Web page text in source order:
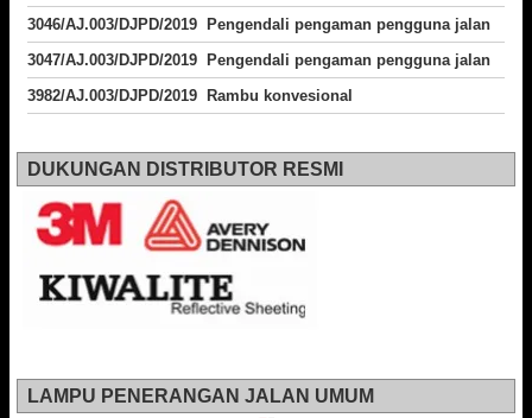
3046/AJ.003/DJPD/2019 Pengendali pengaman pengguna jalan
3047/AJ.003/DJPD/2019 Pengendali pengaman pengguna jalan
3982/AJ.003/DJPD/2019 Rambu konvesional
DUKUNGAN DISTRIBUTOR RESMI
LAMPU PENERANGAN JALAN UMUM